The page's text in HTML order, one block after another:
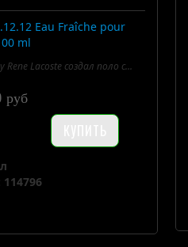
Eau Fraîche pour
ml
Rene Lacoste создал поло с...
руб